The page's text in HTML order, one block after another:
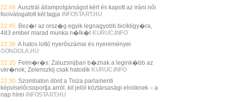
22:46 Ausztrál állampolgárságot kért és kapott az iráni női
fociválogatott két tagja INFOSTART.HU
22:45 Bez�r az orsz�g egyik legnagyobb bicikligy�ra,
483 ember marad munka n�lk�l KURUC.INFO
22:36 A hatos lottó nyerőszámai és nyereményei
GONDOLA.HU
22:35 Felm�r�s: Zaluzsnijban b�znak a legink�bb az
ukr�nok, Zelenszkij csak hatodik KURUC.INFO
22:30 Szombaton dönt a Tisza parlamenti
képviselőcsoportja arról, kit jelöl köztársasági elnöknek – a
nap hírei
INFOSTART.HU